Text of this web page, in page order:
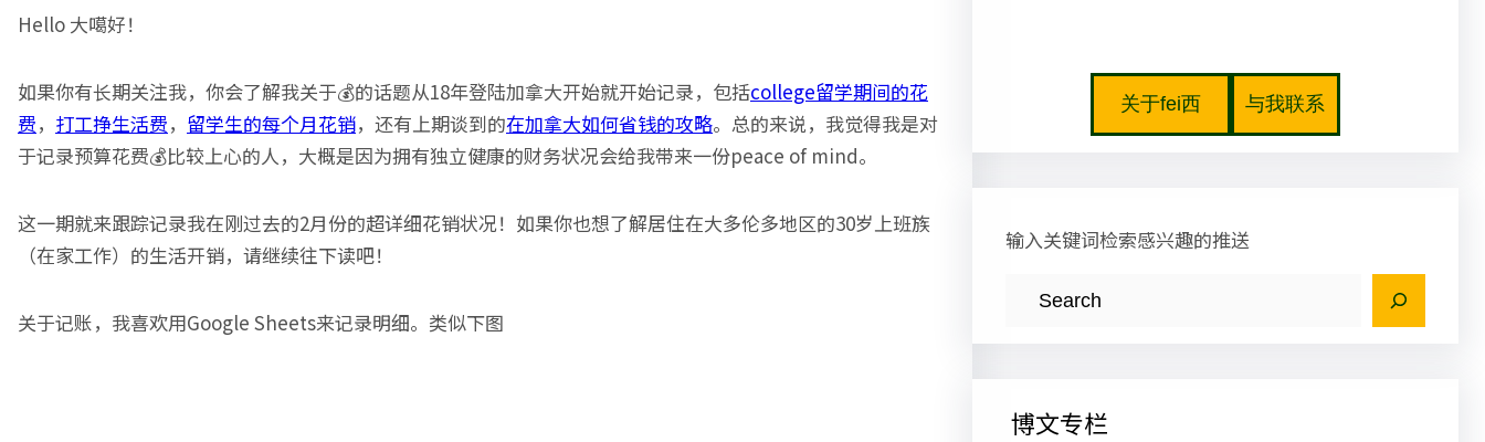
Hello 大噶好！
如果你有长期关注我，你会了解我关于💰的话题从18年登陆加拿大开始就开始记录，包括college留学期间的花
费， 打工挣生活费， 留学生的每个月花销，还有上期谈到的在加拿大如何省钱的攻略。总的来说，我觉得我是对
于记录预算花费💰比较上心的人，大概是因为拥有独立健康的财务状况会给我带来一份peace of mind。
这一期就来跟踪记录我在刚过去的2月份的超详细花销状况！如果你也想了解居住在大多伦多地区的30岁上班族
（在家工作）的生活开销，请继续往下读吧！
关于记账，我喜欢用Google Sheets来记录明细。类似下图
关于fei西 与我联系
输入关键词检索感兴趣的推送
c博文专栏